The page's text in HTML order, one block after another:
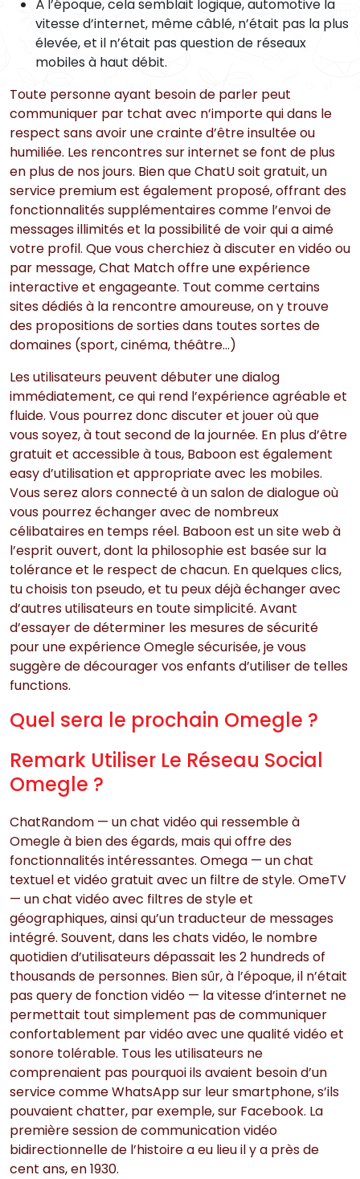
À l’époque, cela semblait logique, automotive la
vitesse d’internet, même câblé, n’était pas la plus
élevée, et il n’était pas question de réseaux
mobiles à haut débit.
Toute personne ayant besoin de parler peut
communiquer par tchat avec n’importe qui dans le
respect sans avoir une crainte d’être insultée ou
humiliée. Les rencontres sur internet se font de plus
en plus de nos jours. Bien que ChatU soit gratuit, un
service premium est également proposé, offrant des
fonctionnalités supplémentaires comme l’envoi de
messages illimités et la possibilité de voir qui a aimé
votre profil. Que vous cherchiez à discuter en vidéo ou
par message, Chat Match offre une expérience
interactive et engageante. Tout comme certains
sites dédiés à la rencontre amoureuse, on y trouve
des propositions de sorties dans toutes sortes de
domaines (sport, cinéma, théâtre…)
Les utilisateurs peuvent débuter une dialog
immédiatement, ce qui rend l’expérience agréable et
fluide. Vous pourrez donc discuter et jouer où que
vous soyez, à tout second de la journée. En plus d’être
gratuit et accessible à tous, Baboon est également
easy d’utilisation et appropriate avec les mobiles.
Vous serez alors connecté à un salon de dialogue où
vous pourrez échanger avec de nombreux
célibataires en temps réel. Baboon est un site web à
l’esprit ouvert, dont la philosophie est basée sur la
tolérance et le respect de chacun. En quelques clics,
tu choisis ton pseudo, et tu peux déjà échanger avec
d’autres utilisateurs en toute simplicité. Avant
d’essayer de déterminer les mesures de sécurité
pour une expérience Omegle sécurisée, je vous
suggère de décourager vos enfants d’utiliser de telles
functions.
Quel sera le prochain Omegle ?
Remark Utiliser Le Réseau Social
Omegle ?
ChatRandom — un chat vidéo qui ressemble à
Omegle à bien des égards, mais qui offre des
fonctionnalités intéressantes. Omega — un chat
textuel et vidéo gratuit avec un filtre de style. OmeTV
— un chat vidéo avec filtres de style et
géographiques, ainsi qu’un traducteur de messages
intégré. Souvent, dans les chats vidéo, le nombre
quotidien d’utilisateurs dépassait les 2 hundreds of
thousands de personnes. Bien sûr, à l’époque, il n’était
pas query de fonction vidéo — la vitesse d’internet ne
permettait tout simplement pas de communiquer
confortablement par vidéo avec une qualité vidéo et
sonore tolérable. Tous les utilisateurs ne
comprenaient pas pourquoi ils avaient besoin d’un
service comme WhatsApp sur leur smartphone, s’ils
pouvaient chatter, par exemple, sur Facebook. La
première session de communication vidéo
bidirectionnelle de l’histoire a eu lieu il y a près de
cent ans, en 1930.